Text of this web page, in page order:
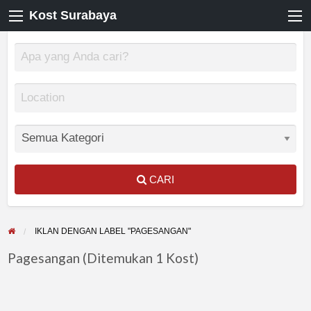
Kost Surabaya
CARI
IKLAN DENGAN LABEL "PAGESANGAN"
Pagesangan (Ditemukan 1 Kost)